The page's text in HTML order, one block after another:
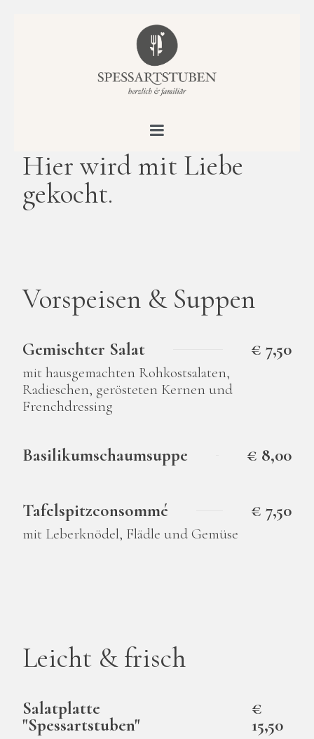
Hier wird mit Liebe
gekocht.
Vorspeisen & Suppen
Gemischter Salat € 7,50
mit hausgemachten Rohkostsalaten,
Radieschen, gerösteten Kernen und
Frenchdressing
Basilikumschaumsuppe € 8,00
Tafelspitzconsommé € 7,50
mit Leberknödel, Flädle und Gemüse
Leicht & frisch
Salatplatte
"Spessartstuben"
€
15,50